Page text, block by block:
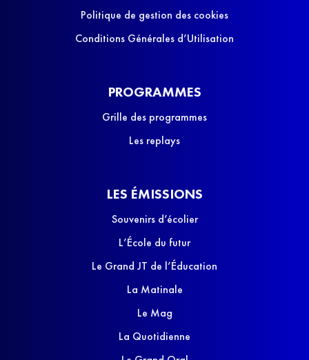
Politique de gestion des cookies
Conditions Générales d’Utilisation
PROGRAMMES
Grille des programmes
Les replays
LES ÉMISSIONS
Souvenirs d’écolier
L’École du futur
Le Grand JT de l’Éducation
La Matinale
Le Mag
La Quotidienne